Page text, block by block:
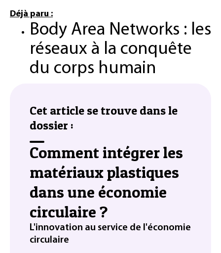
Déjà paru :
Body Area Networks : les
réseaux à la conquête
du corps humain
Cet article se trouve dans le
dossier :
Comment intégrer les
matériaux plastiques
dans une économie
circulaire ?
L'innovation au service de l'économie
circulaire